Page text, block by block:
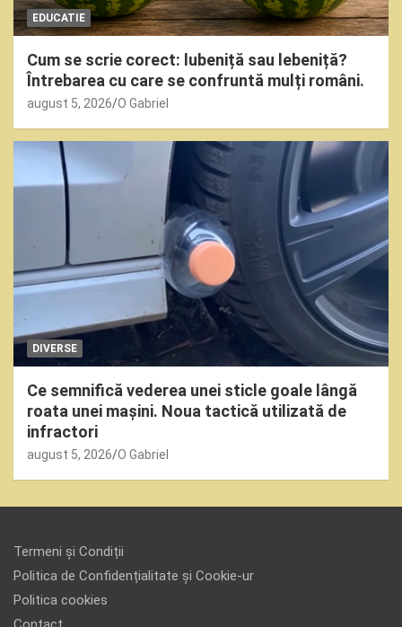
EDUCATIE
Cum se scrie corect: lubeniță sau lebeniță?
Întrebarea cu care se confruntă mulți români.
august 5, 2026 O Gabriel
DIVERSE
Ce semnifică vederea unei sticle goale lângă
roata unei mașini. Noua tactică utilizată de
infractori
august 5, 2026 O Gabriel
Termeni și Condiții
Politica de Confidențialitate și Cookie-ur
Politica cookies